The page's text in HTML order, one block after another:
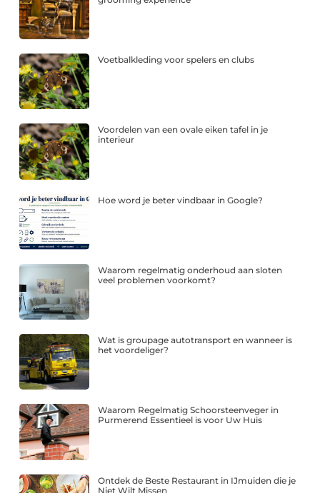
Voetbalkleding voor spelers en clubs
Voordelen van een ovale eiken tafel in je
interieur
Hoe word je beter vindbaar in Google?
Waarom regelmatig onderhoud aan sloten
veel problemen voorkomt?
Wat is groupage autotransport en wanneer is
het voordeliger?
Waarom Regelmatig Schoorsteenveger in
Purmerend Essentieel is voor Uw Huis
Ontdek de Beste Restaurant in IJmuiden die je
Niet Wilt Missen